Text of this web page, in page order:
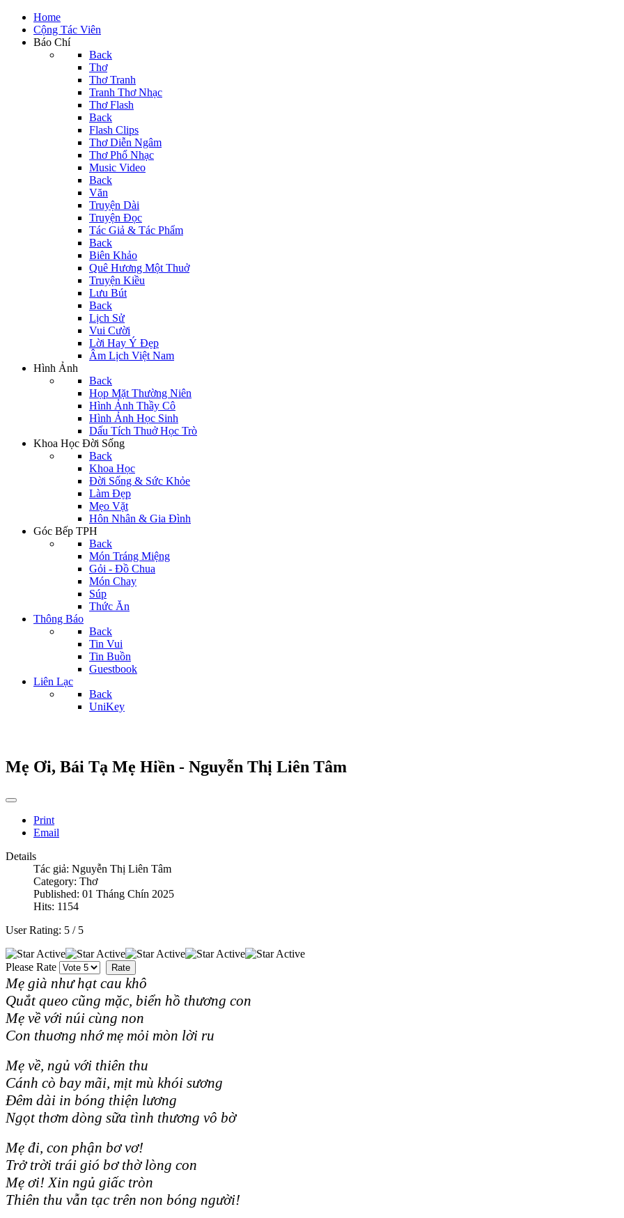
Home
Cộng Tác Viên
Báo Chí
Back
Thơ
Thơ Tranh
Tranh Thơ Nhạc
Thơ Flash
Back
Flash Clips
Thơ Diễn Ngâm
Thơ Phổ Nhạc
Music Video
Back
Văn
Truyện Dài
Truyện Đọc
Tác Giả & Tác Phẩm
Back
Biên Khảo
Quê Hương Một Thuở
Truyện Kiều
Lưu Bút
Back
Lịch Sử
Vui Cười
Lời Hay Ý Đẹp
Âm Lịch Việt Nam
Hình Ảnh
Back
Họp Mặt Thường Niên
Hình Ảnh Thầy Cô
Hình Ảnh Học Sinh
Dấu Tích Thuở Học Trò
Khoa Học Đời Sống
Back
Khoa Học
Đời Sống & Sức Khỏe
Làm Đẹp
Mẹo Vặt
Hôn Nhân & Gia Đình
Góc Bếp TPH
Back
Món Tráng Miệng
Gỏi - Đồ Chua
Món Chay
Súp
Thức Ăn
Thông Báo
Back
Tin Vui
Tin Buồn
Guestbook
Liên Lạc
Back
UniKey
Mẹ Ơi, Bái Tạ Mẹ Hiền - Nguyễn Thị Liên Tâm
Print
Email
Details
Tác giả: Nguyễn Thị Liên Tâm
Category: Thơ
Published: 01 Tháng Chín 2025
Hits: 1154
User Rating: 5 / 5
Please Rate
Mẹ già như hạt cau khô
Quắt queo cũng mặc, biển hồ thương con
Mẹ về với núi cùng non
Con thuơng nhớ mẹ mỏi mòn lời ru
Mẹ về, ngủ với thiên thu
Cánh cò bay mãi, mịt mù khói sương
Đêm dài in bóng thiện lương
Ngọt thơm dòng sữa tình thương vô bờ
Mẹ đi, con phận bơ vơ!
Trở trời trái gió bơ thờ lòng con
Mẹ ơi! Xin ngủ giấc tròn
Thiên thu vẫn tạc trên non bóng người!